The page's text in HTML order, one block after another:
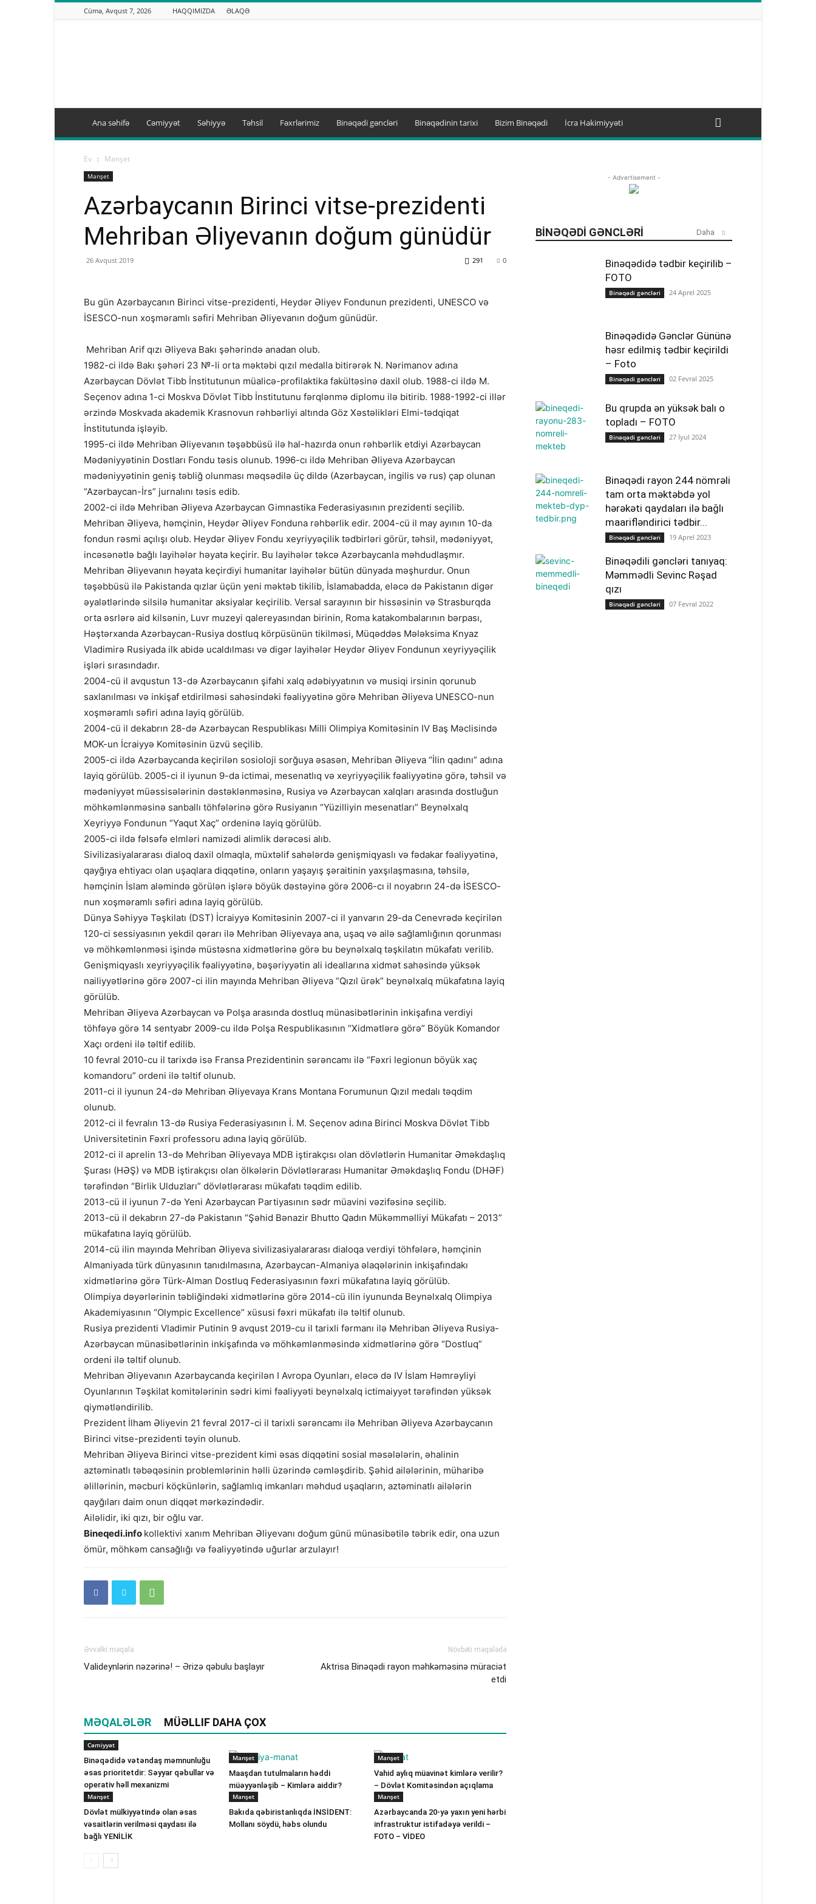
Cümə, Avqust 7, 2026 HAQQIMIZDA ƏLAQƏ
Ana səhifə Cəmiyyət Səhiyyə Təhsil Fəxrlərimiz Binəqədi gəncləri Binəqədinin tarixi Bizim Binəqədi İcra Hakimiyyəti
Ev Manşet
Manşet
Azərbaycanın Birinci vitse-prezidenti
Mehriban Əliyevanın doğum günüdür
26 Avqust 2019 0
291
Bu gün Azərbaycanın Birinci vitse-prezidenti, Heydər Əliyev Fondunun prezidenti, UNESCO və
İSESCO-nun xoşməramlı səfiri Mehriban Əliyevanın doğum günüdür.
Mehriban Arif qızı Əliyeva Bakı şəhərində anadan olub.
1982-ci ildə Bakı şəhəri 23 №-li orta məktəbi qızıl medalla bitirərək N. Nərimanov adına
Azərbaycan Dövlət Tibb İnstitutunun müalicə-profilaktika fakültəsinə daxil olub. 1988-ci ildə M.
Seçenov adına 1-ci Moskva Dövlət Tibb İnstitutunu fərqlənmə diplomu ilə bitirib. 1988-1992-ci illər
ərzində Moskvada akademik Krasnovun rəhbərliyi altında Göz Xəstəlikləri Elmi-tədqiqat
İnstitutunda işləyib.
1995-ci ildə Mehriban Əliyevanın təşəbbüsü ilə hal-hazırda onun rəhbərlik etdiyi Azərbaycan
Mədəniyyətinin Dostları Fondu təsis olunub. 1996-cı ildə Mehriban Əliyeva Azərbaycan
mədəniyyətinin geniş təbliğ olunması məqsədilə üç dildə (Azərbaycan, ingilis və rus) çap olunan
“Azərbaycan-İrs” jurnalını təsis edib.
2002-ci ildə Mehriban Əliyeva Azərbaycan Gimnastika Federasiyasının prezidenti seçilib.
Mehriban Əliyeva, həmçinin, Heydər Əliyev Fonduna rəhbərlik edir. 2004-cü il may ayının 10-da
fondun rəsmi açılışı olub. Heydər Əliyev Fondu xeyriyyəçilik tədbirləri görür, təhsil, mədəniyyət,
incəsənətlə bağlı layihələr həyata keçirir. Bu layihələr təkcə Azərbaycanla məhdudlaşmır.
Mehriban Əliyevanın həyata keçirdiyi humanitar layihələr bütün dünyada məşhurdur. Onun
təşəbbüsü ilə Pakistanda qızlar üçün yeni məktəb tikilib, İslamabadda, eləcə də Pakistanın digər
əyalətlərində silsilə humanitar aksiyalar keçirilib. Versal sarayının bir hissəsinin və Strasburqda
orta əsrlərə aid kilsənin, Luvr muzeyi qalereyasından birinin, Roma katakombalarının bərpası,
Həştərxanda Azərbaycan-Rusiya dostluq körpüsünün tikilməsi, Müqəddəs Mələksima Knyaz
Vladimirə Rusiyada ilk abidə ucaldılması və digər layihələr Heydər Əliyev Fondunun xeyriyyəçilik
işləri sırasındadır.
2004-cü il avqustun 13-də Azərbaycanın şifahi xalq ədəbiyyatının və musiqi irsinin qorunub
saxlanılması və inkişaf etdirilməsi sahəsindəki fəaliyyətinə görə Mehriban Əliyeva UNESCO-nun
xoşməramlı səfiri adına layiq görülüb.
2004-cü il dekabrın 28-də Azərbaycan Respublikası Milli Olimpiya Komitəsinin IV Baş Məclisində
MOK-un İcraiyyə Komitəsinin üzvü seçilib.
2005-ci ildə Azərbaycanda keçirilən sosioloji sorğuya əsasən, Mehriban Əliyeva “İlin qadını” adına
layiq görülüb. 2005-ci il iyunun 9-da ictimai, mesenatlıq və xeyriyyəçilik fəaliyyətinə görə, təhsil və
mədəniyyət müəssisələrinin dəstəklənməsinə, Rusiya və Azərbaycan xalqları arasında dostluğun
möhkəmlənməsinə sanballı töhfələrinə görə Rusiyanın “Yüzilliyin mesenatları” Beynəlxalq
Xeyriyyə Fondunun “Yaqut Xaç” ordeninə layiq görülüb.
2005-ci ildə fəlsəfə elmləri namizədi alimlik dərəcəsi alıb.
Sivilizasiyalararası dialoq daxil olmaqla, müxtəlif sahələrdə genişmiqyaslı və fədakar fəaliyyətinə,
qayğıya ehtiyacı olan uşaqlara diqqətinə, onların yaşayış şəraitinin yaxşılaşmasına, təhsilə,
həmçinin İslam aləmində görülən işlərə böyük dəstəyinə görə 2006-cı il noyabrın 24-də İSESCO-
nun xoşməramlı səfiri adına layiq görülüb.
Dünya Səhiyyə Təşkilatı (DST) İcraiyyə Komitəsinin 2007-ci il yanvarın 29-da Cenevrədə keçirilən
120-ci sessiyasının yekdil qərarı ilə Mehriban Əliyevaya ana, uşaq və ailə sağlamlığının qorunması
və möhkəmlənməsi işində müstəsna xidmətlərinə görə bu beynəlxalq təşkilatın mükafatı verilib.
Genişmiqyaslı xeyriyyəçilik fəaliyyətinə, bəşəriyyətin ali ideallarına xidmət sahəsində yüksək
nailiyyətlərinə görə 2007-ci ilin mayında Mehriban Əliyeva “Qızıl ürək” beynəlxalq mükafatına layiq
görülüb.
Mehriban Əliyeva Azərbaycan və Polşa arasında dostluq münasibətlərinin inkişafına verdiyi
töhfəyə görə 14 sentyabr 2009-cu ildə Polşa Respublikasının “Xidmətlərə görə” Böyük Komandor
Xaçı ordeni ilə təltif edilib.
10 fevral 2010-cu il tarixdə isə Fransa Prezidentinin sərəncamı ilə “Fəxri legionun böyük xaç
komandoru” ordeni ilə təltif olunub.
2011-ci il iyunun 24-də Mehriban Əliyevaya Krans Montana Forumunun Qızıl medalı təqdim
olunub.
2012-ci il fevralın 13-də Rusiya Federasiyasının İ. M. Seçenov adına Birinci Moskva Dövlət Tibb
Universitetinin Fəxri professoru adına layiq görülüb.
2012-ci il aprelin 13-də Mehriban Əliyevaya MDB iştirakçısı olan dövlətlərin Humanitar Əməkdaşlıq
Şurası (HƏŞ) və MDB iştirakçısı olan ölkələrin Dövlətlərarası Humanitar Əməkdaşlıq Fondu (DHƏF)
tərəfindən “Birlik Ulduzları” dövlətlərarası mükafatı təqdim edilib.
2013-cü il iyunun 7-də Yeni Azərbaycan Partiyasının sədr müavini vəzifəsinə seçilib.
2013-cü il dekabrın 27-də Pakistanın “Şəhid Bənazir Bhutto Qadın Mükəmməlliyi Mükafatı – 2013”
mükafatına layiq görülüb.
2014-cü ilin mayında Mehriban Əliyeva sivilizasiyalararası dialoqa verdiyi töhfələrə, həmçinin
Almaniyada türk dünyasının tanıdılmasına, Azərbaycan-Almaniya əlaqələrinin inkişafındakı
xidmətlərinə görə Türk-Alman Dostluq Federasiyasının fəxri mükafatına layiq görülüb.
Olimpiya dəyərlərinin təbliğindəki xidmətlərinə görə 2014-cü ilin iyununda Beynəlxalq Olimpiya
Akademiyasının “Olympic Excellence” xüsusi fəxri mükafatı ilə təltif olunub.
Rusiya prezidenti Vladimir Putinin 9 avqust 2019-cu il tarixli fərmanı ilə Mehriban Əliyeva Rusiya-
Azərbaycan münasibətlərinin inkişafında və möhkəmlənməsində xidmətlərinə görə “Dostluq”
ordeni ilə təltif olunub.
Mehriban Əliyevanın Azərbaycanda keçirilən I Avropa Oyunları, eləcə də IV İslam Həmrəyliyi
Oyunlarının Təşkilat komitələrinin sədri kimi fəaliyyəti beynəlxalq ictimaiyyət tərəfindən yüksək
qiymətləndirilib.
Prezident İlham Əliyevin 21 fevral 2017-ci il tarixli sərəncamı ilə Mehriban Əliyeva Azərbaycanın
Birinci vitse-prezidenti təyin olunub.
Mehriban Əliyeva Birinci vitse-prezident kimi əsas diqqətini sosial məsələlərin, əhalinin
aztəminatlı təbəqəsinin problemlərinin həlli üzərində cəmləşdirib. Şəhid ailələrinin, müharibə
əlillərinin, məcburi köçkünlərin, sağlamlıq imkanları məhdud uşaqların, aztəminatlı ailələrin
qayğıları daim onun diqqət mərkəzindədir.
Ailəlidir, iki qızı, bir oğlu var.
Bineqedi.info kollektivi xanım Mehriban Əliyevanı doğum günü münasibətilə təbrik edir, ona uzun
ömür, möhkəm cansağlığı və fəaliyyətində uğurlar arzulayır!
Əvvəlki məqalə
Valideynlərin nəzərinə! – Ərizə qəbulu başlayır
Növbəti məqalədə
Aktrisa Binəqədi rayon məhkəməsinə müraciət
etdi
MƏQALƏLƏR MÜƏLLIF DAHA ÇOX
Cəmiyyət
Binəqədidə vətəndaş məmnunluğu
əsas prioritetdir: Səyyar qəbullar və
operativ həll mexanizmi
Manşet
Maaşdan tutulmaların həddi
müəyyənləşib – Kimlərə aiddir?
Manşet
Vahid aylıq müavinət kimlərə verilir?
– Dövlət Komitəsindən açıqlama
Manşet
Dövlət mülkiyyətində olan əsas
vəsaitlərin verilməsi qaydası ilə
bağlı YENİLİK
Manşet
Bakıda qəbiristanlıqda İNSİDENT:
Mollanı söydü, həbs olundu
Manşet
Azərbaycanda 20-yə yaxın yeni hərbi
infrastruktur istifadəyə verildi –
FOTO – VİDEO
- Advertisement -
BINƏQƏDI GƏNCLƏRI Daha
Binəqədidə tədbir keçirilib –
FOTO
Binəqədi gəncləri 24 Aprel 2025
Binəqədidə Gənclər Gününə
həsr edilmiş tədbir keçirildi
– Foto
Binəqədi gəncləri 02 Fevral 2025
Bu qrupda ən yüksək balı o
topladı – FOTO
Binəqədi gəncləri 27 İyul 2024
Binəqədi rayon 244 nömrəli
tam orta məktəbdə yol
hərəkəti qaydaları ilə bağlı
maarifləndirici tədbir...
Binəqədi gəncləri 19 Aprel 2023
Binəqədili gəncləri tanıyaq:
Məmmədli Sevinc Rəşad
qızı
Binəqədi gəncləri 07 Fevral 2022